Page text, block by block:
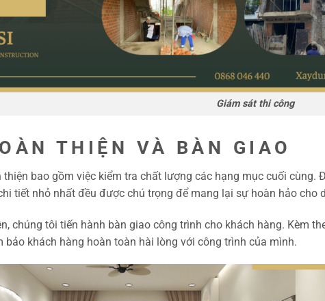
sát thi công
THIỆN VÀ BÀN GIAO
bao gồm việc kiểm tra chất lượng các hạng mục cuối cùng.
tiết nhỏ nhất đều được chú trọng để mang lại sự hoàn hảo cho
chúng tôi tiến hành bàn giao công trình cho khách hàng. Kèm
bảo khách hàng hoàn toàn hài lòng với công trình của mình.